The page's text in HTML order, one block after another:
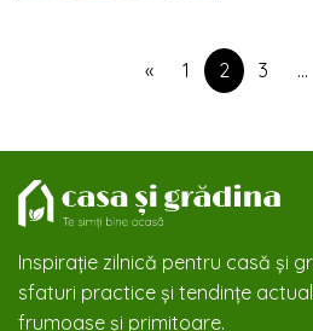
« 1 2 3 …
Inspirație zilnică pentru casă și
sfaturi practice și tendințe
frumoase și primitoare.